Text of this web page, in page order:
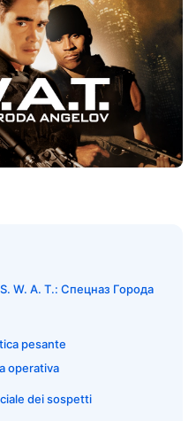
W. A. T.: Спецназ Города
pesante
operativa
dei sospetti